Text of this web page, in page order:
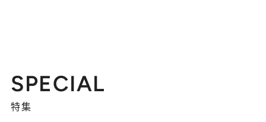
SPECIAL
特集